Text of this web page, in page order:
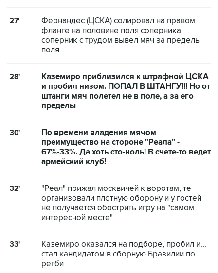
27'
Фернандес (ЦСКА) солировал на правом
фланге на половине поля соперника,
соперник с трудом вывел мяч за пределы
поля
28'
Каземиро приблизился к штрафной ЦСКА
и пробил низом. ПОПАЛ В ШТАНГУ!!! Но от
штанги мяч полетел не в поле, а за его
пределы
30'
По времени владения мячом
преимущество на стороне "Реала" -
67%-33%. Да хоть сто-ноль! В счете-то ведет
армейский клуб!
32'
"Реал" прижал москвичей к воротам, те
организовали плотную оборону и у гостей
не получается обострить игру на "самом
интересной месте"
33'
Каземиро оказался на подборе, пробил и...
стал кандидатом в сборную Бразилии по
регби